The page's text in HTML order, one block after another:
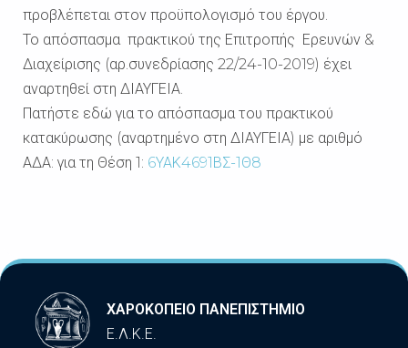
προβλέπεται στον προϋπολογισμό του έργου.
Το απόσπασμα πρακτικού της Επιτροπής Ερευνών &
Διαχείρισης (αρ.συνεδρίασης 22/24-10-2019) έχει
αναρτηθεί στη ΔΙΑΥΓΕΙΑ.
Πατήστε εδώ για το απόσπασμα του πρακτικού
κατακύρωσης (αναρτημένο στη ΔΙΑΥΓΕΙΑ) με αριθμό
ΑΔΑ: για τη Θέση 1: 6ΥΑΚ4691ΒΣ-1Θ8
ΧΑΡΟΚΟΠΕΙΟ ΠΑΝΕΠΙΣΤΗΜΙΟ
Ε.Λ.Κ.Ε.